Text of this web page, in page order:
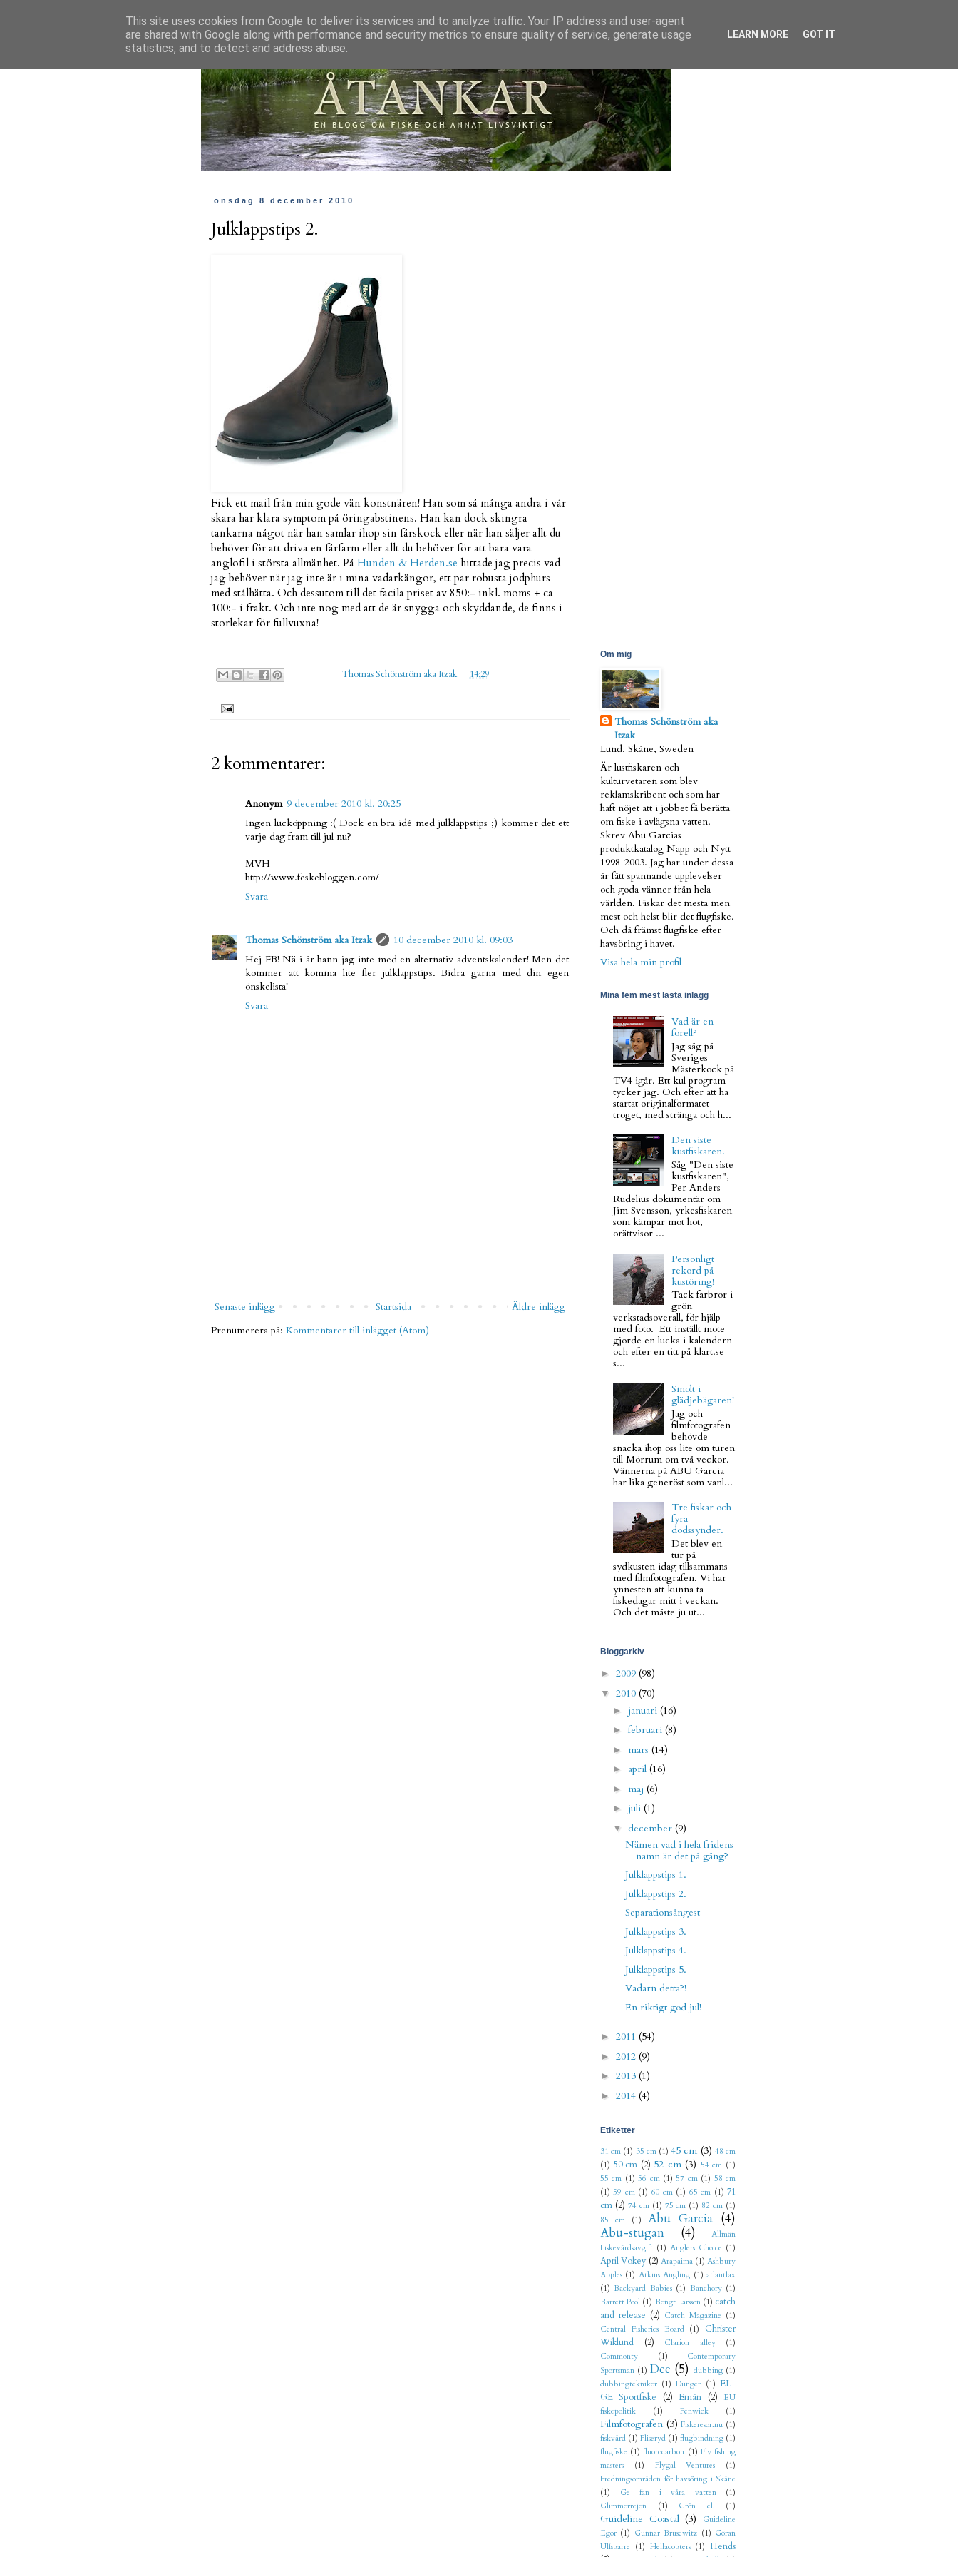
onsdag 8 december 2010
Julklappstips 2.
Fick ett mail från min gode vän konstnären! Han som så många andra i vår
skara har klara symptom på öringabstinens. Han kan dock skingra
tankarna något när han samlar ihop sin fårskock eller när han säljer allt du
behöver för att driva en fårfarm eller allt du behöver för att bara vara
anglofil i största allmänhet. På Hunden & Herden.se hittade jag precis vad
jag behöver när jag inte är i mina vadarkängor, ett par robusta jodphurs
med stålhätta. Och dessutom till det facila priset av 850:- inkl. moms + ca
100:- i frakt. Och inte nog med att de är snygga och skyddande, de finns i
storlekar för fullvuxna!
Thomas Schönström aka Itzak kl.14:29
2 kommentarer:
Anonym 9 december 2010 kl. 20:25
Ingen lucköppning :( Dock en bra idé med julklappstips ;) kommer det ett
varje dag fram till jul nu?
MVH
http://www.feskebloggen.com/
Svara
Thomas Schönström aka Itzak
10 december 2010 kl. 09:03
Hej FB! Nä i år hann jag inte med en alternativ adventskalender! Men det
kommer att komma lite fler julklappstips. Bidra gärna med din egen
önskelista!
Svara
Senaste inlägg Äldre inlägg
Startsida
Prenumerera på: Kommentarer till inlägget (Atom)
Om mig
Thomas Schönström aka
Itzak
Lund, Skåne, Sweden
Är lustfiskaren och
kulturvetaren som blev
reklamskribent och som har
haft nöjet att i jobbet få berätta
om fiske i avlägsna vatten.
Skrev Abu Garcias
produktkatalog Napp och Nytt
1998-2003. Jag har under dessa
år fått spännande upplevelser
och goda vänner från hela
världen. Fiskar det mesta men
mest och helst blir det flugfiske.
Och då främst flugfiske efter
havsöring i havet.
Visa hela min profil
Mina fem mest lästa inlägg
Vad är en
forell?
Jag såg på
Sveriges
Mästerkock på
TV4 igår. Ett kul program
tycker jag. Och efter att ha
startat originalformatet
troget, med stränga och h...
Den siste
kustfiskaren.
Såg "Den siste
kustfiskaren",
Per Anders
Rudelius dokumentär om
Jim Svensson, yrkesfiskaren
som kämpar mot hot,
orättvisor ...
Personligt
rekord på
kustöring!
Tack farbror i
grön
verkstadsoverall, för hjälp
med foto. Ett inställt möte
gjorde en lucka i kalendern
och efter en titt på klart.se
s...
Smolt i
glädjebägaren!
Jag och
filmfotografen
behövde
snacka ihop oss lite om turen
till Mörrum om två veckor.
Vännerna på ABU Garcia
har lika generöst som vanl...
Tre fiskar och
fyra
dödssynder.
Det blev en
tur på
sydkusten idag tillsammans
med filmfotografen. Vi har
ynnesten att kunna ta
fiskedagar mitt i veckan.
Och det måste ju ut...
Bloggarkiv
► 2009 (98)
▼ 2010 (70)
► januari (16)
► februari (8)
► mars (14)
► april (16)
► maj (6)
► juli (1)
▼ december (9)
Nämen vad i hela fridens
namn är det på gång?
Julklappstips 1.
Julklappstips 2.
Separationsångest
Julklappstips 3.
Julklappstips 4.
Julklappstips 5.
Vadarn detta?!
En riktigt god jul!
► 2011 (54)
► 2012 (9)
► 2013 (1)
► 2014 (4)
Etiketter
31 cm (1) 35 cm (1) 45 cm (3) 48 cm
(1) 50 cm (2) 52 cm (3) 54 cm (1)
55 cm (1) 56 cm (1) 57 cm (1) 58 cm
(1) 59 cm (1) 60 cm (1) 65 cm (1) 71
cm (2) 74 cm (1) 75 cm (1) 82 cm (1)
85 cm
(1) Abu Garcia (4)
Abu-stugan
(4)
Allmän
Fiskevårdsavgift (1) Anglers Choice (1)
April Vokey (2) Arapaima (1) Ashbury
Apples (1) Atkins Angling (1) atlantlax
(1) Backyard Babies (1) Banchory (1)
Barrett Pool (1) Bengt Larsson (1) catch
and release (2) Catch Magazine (1)
Central Fisheries Board (1)
Christer
Wiklund
(2) Clarion alley
(1)
Commonty
(1)
Contemporary
Sportsman (1) Dee (5) dubbing (1)
dubbingtekniker (1) Dungen (1) EL-
GE Sportfiske
(2) Emån (2)
EU
fiskepolitik
(1) Fenwick (1)
Filmfotografen (3) Fiskeresor.nu (1)
fiskvård (1) Fliseryd (1) flugbindning (1)
flugfiske (1) fluorocarbon (1) Fly fishing
masters
(1) Flygal Ventures
(1)
Fredningsområden för havsöring i Skåne
(1)
Ge fan i våra vatten
(1)
Glimmerrejen
(1) Grön el. (1)
Guideline Coastal (3)
Guideline
Egor (1) Gunnar Brusewitz (1) Göran
Ulfsparre (1) Hellacopters (1) Hends
This site uses cookies from Google to deliver its services and to analyze traffic. Your IP address and user-agent
are shared with Google along with performance and security metrics to ensure quality of service, generate usage
statistics, and to detect and address abuse.
LEARN MORE GOT IT